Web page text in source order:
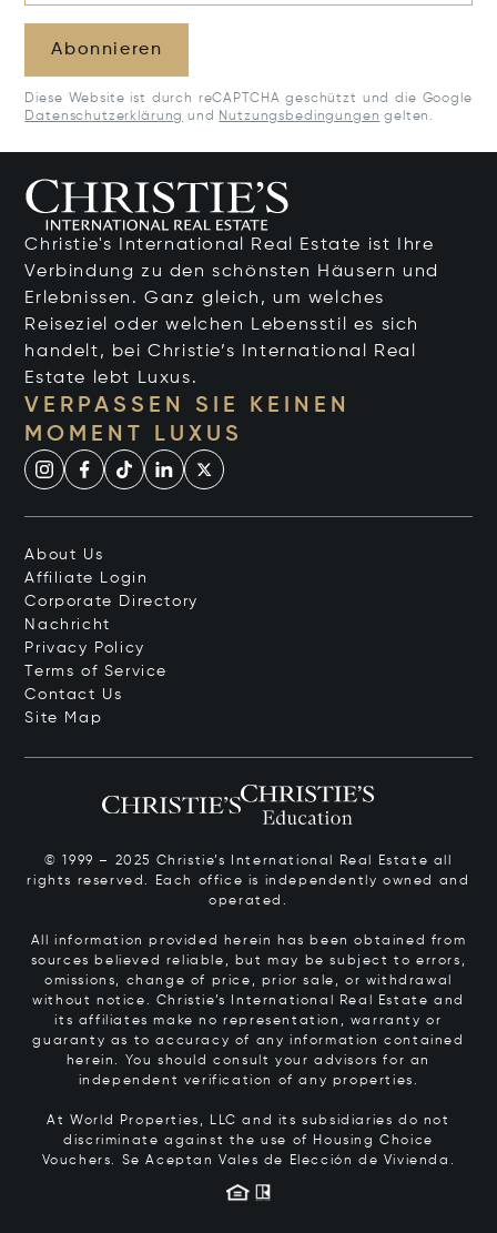
Abonnieren
Diese Website ist durch reCAPTCHA geschützt und die Google
Datenschutzerklärung und Nutzungsbedingungen gelten.
Christie's International Real Estate ist Ihre
Verbindung zu den schönsten Häusern und
Erlebnissen. Ganz gleich, um welches
Reiseziel oder welchen Lebensstil es sich
handelt, bei Christie’s International Real
Estate lebt Luxus.
VERPASSEN SIE KEINEN
MOMENT LUXUS
About Us
Affiliate Login
Corporate Directory
Nachricht
Privacy Policy
Terms of Service
Contact Us
Site Map
© 1999 – 2025 Christie’s International Real Estate all
rights reserved. Each office is independently owned and
operated.
All information provided herein has been obtained from
sources believed reliable, but may be subject to errors,
omissions, change of price, prior sale, or withdrawal
without notice. Christie’s International Real Estate and
its affiliates make no representation, warranty or
guaranty as to accuracy of any information contained
herein. You should consult your advisors for an
independent verification of any properties.
At World Properties, LLC and its subsidiaries do not
discriminate against the use of Housing Choice
Vouchers. Se Aceptan Vales de Elección de Vivienda.